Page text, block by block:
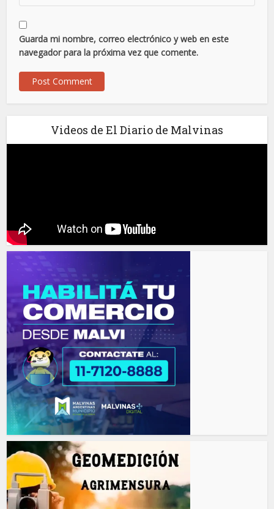
Guarda mi nombre, correo electrónico y web en este
navegador para la próxima vez que comente.
Videos de El Diario de Malvinas